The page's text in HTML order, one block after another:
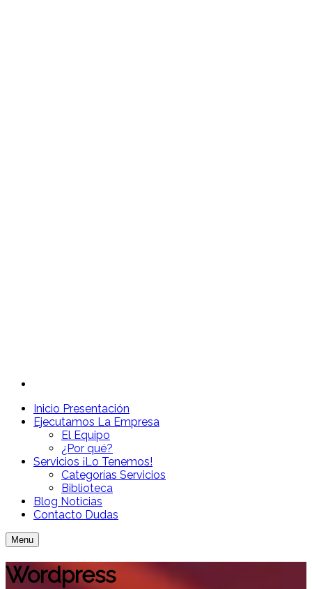
Inicio Presentación
Ejecutamos La Empresa
El Equipo
¿Por qué?
Servicios ¡Lo Tenemos!
Categorías Servicios
Biblioteca
Blog Noticias
Contacto Dudas
Menu
Wordpress